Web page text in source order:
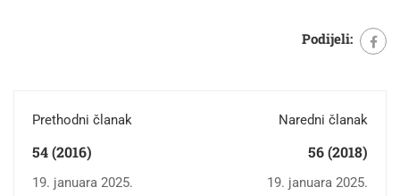
Podijeli:
Prethodni članak
54 (2016)
19. januara 2025.
Naredni članak
56 (2018)
19. januara 2025.